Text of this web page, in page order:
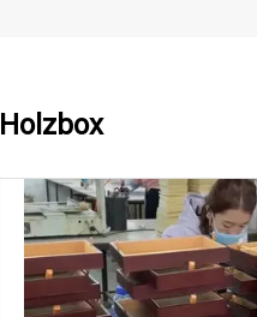
Holzbox